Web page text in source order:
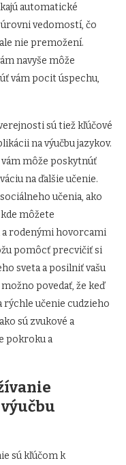
automatické
vedomostí, čo
nie premožení.
navyše môže
vám pocit úspechu,
sú tiež kľúčové
na výučbu jazykov.
môže poskytnúť
na ďalšie učenie.
učenia, ako
môžete
rodenými hovorcami
pomôcť precvičiť si
sveta a posilniť vašu
povedať, že keď
rýchle učenie cudzieho
sú zvukové a
pokroku a
sú kľúčom k